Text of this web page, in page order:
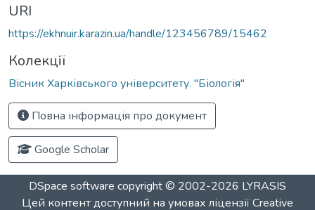
URI
https://ekhnuir.karazin.ua/handle/123456789/15462
Колекції
Вісник Харківського університету. "Біологія"
Повна інформація про документ
Google Scholar
DSpace software copyright © 2002-2026 LYRASIS
Цей контент доступний на умовах ліцензіїCreative